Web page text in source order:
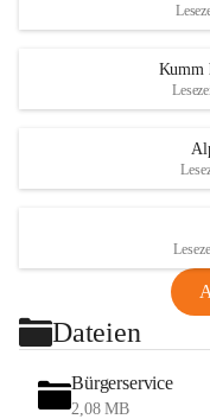
Kumm
Dateien
Bürgerservice
2,08 MB